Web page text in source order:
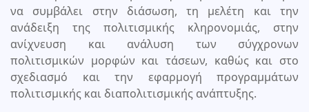
να συμβάλει στην διάσωση, τη μελέτη και την
ανάδειξη της πολιτισμικής κληρονομιάς, στην
ανίχνευση και ανάλυση των σύγχρονων
πολιτισμικών μορφών και τάσεων, καθώς και στο
σχεδιασμό και την εφαρμογή προγραμμάτων
πολιτισμικής και διαπολιτισμικής ανάπτυξης.